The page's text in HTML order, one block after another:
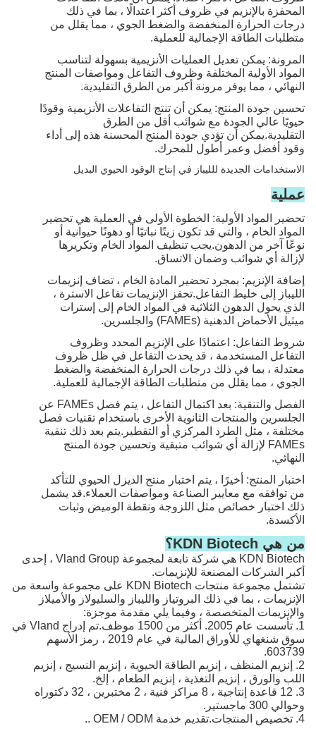
المحفزة بالإنزيم في ظروف أكثر اعتدالًا ، بما في ذلك
درجات الحرارة المنخفضة والضغط الجوي ، مما يقلل من
متطلبات الطاقة الإجمالية للعملية.
المرونة: يمكن تعديل العمليات الأنزيمية بسهولة لتناسب
المواد الأولية المختلفة وظروف التفاعل ومواصفات المنتج
النهائي ، مما يوفر مرونة أكبر من الطرق التقليدية.
تحسين جودة المنتج: يمكن أن تنتج التفاعلات الأنزيمية وقودًا
حيويًا عالي الجودة مع شوائب أقل من الطرق
التقليدية.يمكن أن تؤدي جودة المنتج المحسنة هذه إلى أداء
وقود أفضل وعمر أطول للمحرك.
الاستخدامات الجديدة للليباز في إنتاج الوقود الحيوي البديل
عملية
تحضير المواد الأولية: الخطوة الأولى في العملية هي تحضير
المواد الخام ، والتي قد تكون زيتًا نباتيًا أو دهونًا حيوانية أو
نوعًا آخر من الدهون.يجب تنظيف المواد الخام وتكريرها
لإزالة أي شوائب وضمان الاتساق.
إضافة الإنزيم: بمجرد تحضير المادة الخام ، تضاف إنزيمات
الليباز إلى خليط التفاعل.تحفز الإنزيمات تفاعل الاسترة ،
الذي يحول الدهون الثلاثية في المواد الخام إلى إسترات
ميثيل الأحماض الدهنية (FAMEs) والجلسرين.
شروط التفاعل: اعتمادًا على الإنزيم المحدد وظروف
التفاعل المستخدمة ، قد يحدث التفاعل في ظل ظروف
معتدلة ، بما في ذلك درجات الحرارة المنخفضة والضغط
الجوي ، مما يقلل من متطلبات الطاقة الإجمالية للعملية.
الفصل والتنقية: بعد اكتمال التفاعل ، يتم فصل FAMEs عن
الجلسرين والمنتجات الثانوية الأخرى باستخدام تقنيات فصل
مختلفة ، مثل الطرد المركزي أو التقطير.يتم بعد ذلك تنقية
FAMEs لإزالة أي شوائب متبقية وتحسين جودة المنتج
النهائي.
اختبار المنتج: أخيرًا ، يتم اختبار منتج الديزل الحيوي للتأكد
من توافقه مع معايير الصناعة ومواصفات العملاء.قد يشمل
ذلك اختبار خصائص مثل اللزوجة ونقطة الوميض وثبات
الأكسدة.
من هي KDN Biotech؟
KDN Biotech هي شركة تابعة لمجموعة Vland Group ، إحدى
أكبر الشركات المصنعة للإنزيمات.
تشتمل مجموعة منتجات KDN Biotech على مجموعة واسعة من
الإنزيمات ، بما في ذلك البروتياز والليباز والسليولاز والأميلاز
والإنزيمات المتخصصة ، وفيما يلي مقدمة موجزة:
1. تأسست عام 2005. أكثر من 1500 موظف.تم إدراج Vland في
سوق شنغهاي للأوراق المالية في عام 2019 ، رمز الأسهم
603739.
2. إنزيم المنظف ، إنزيم الطاقة الحيوية ، إنزيم النسيج ، إنزيم
اللب والورق ، إنزيم التغذية ، إنزيم الطعام ، إلخ.
3. 12 قاعدة إنتاجية ، 8 مراكز فنية ، 2 مختبرين ، 32 دكتوراه
وحوالي 300 ماجستير.
4. تخصيص المنتجات.تقديم خدمة OEM / ODM ..